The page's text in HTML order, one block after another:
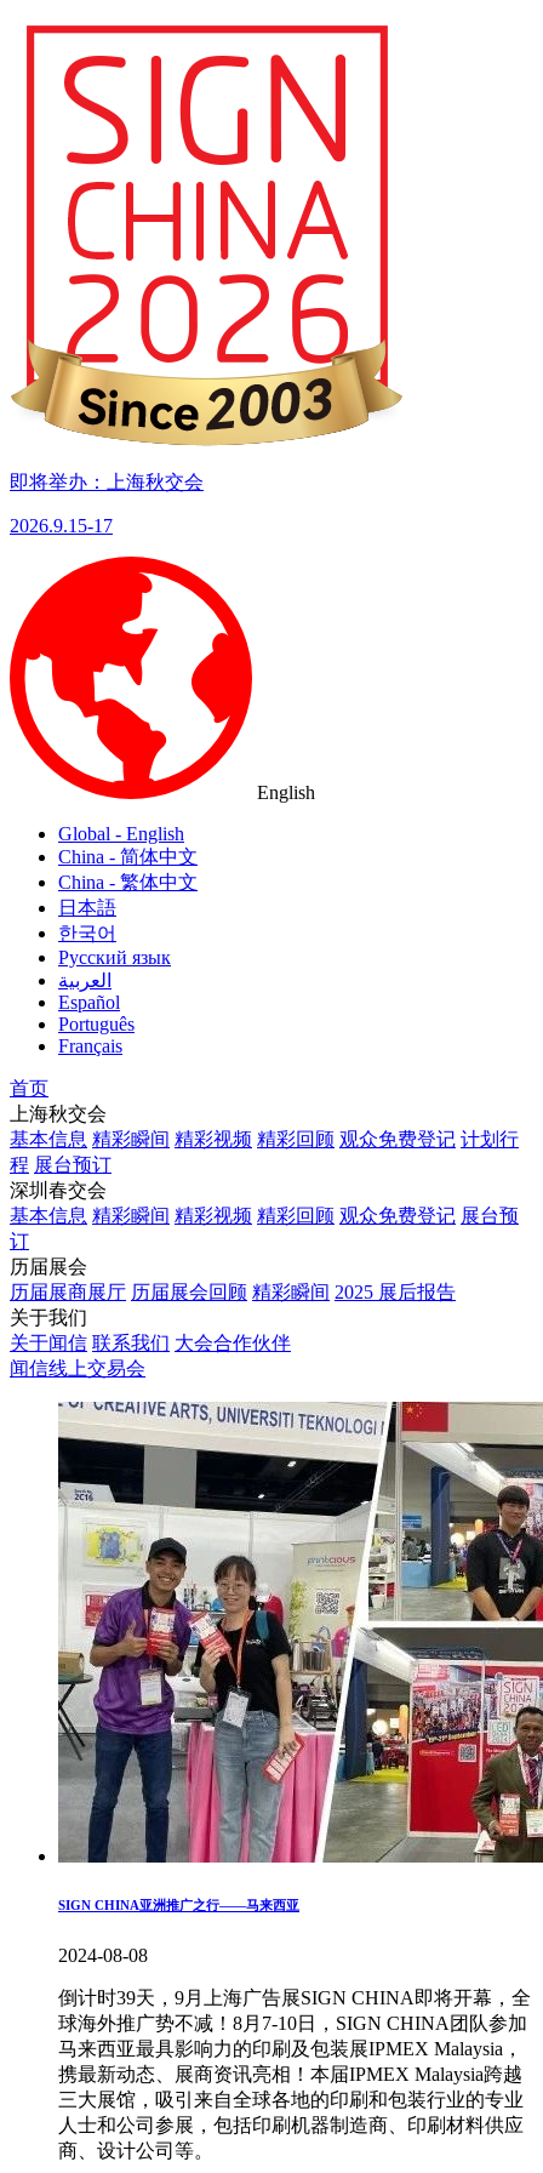
即将举办：上海秋交会
2026.9.15-17
English
Global - English
China - 简体中文
China - 繁体中文
日本語
한국어
Русский язык
العربية
Español
Português
Français
首页
上海秋交会
基本信息 精彩瞬间 精彩视频 精彩回顾 观众免费登记 计划行
程 展台预订
深圳春交会
基本信息 精彩瞬间 精彩视频 精彩回顾 观众免费登记 展台预
订
历届展会
历届展商展厅 历届展会回顾 精彩瞬间 2025 展后报告
关于我们
关于闻信 联系我们 大会合作伙伴
闻信线上交易会
SIGN CHINA亚洲推广之行——马来西亚
2024-08-08
倒计时39天，9月上海广告展SIGN CHINA即将开幕，全
球海外推广势不减！8月7-10日，SIGN CHINA团队参加
马来西亚最具影响力的印刷及包装展IPMEX Malaysia，
携最新动态、展商资讯亮相！本届IPMEX Malaysia跨越
三大展馆，吸引来自全球各地的印刷和包装行业的专业
人士和公司参展，包括印刷机器制造商、印刷材料供应
商、设计公司等。